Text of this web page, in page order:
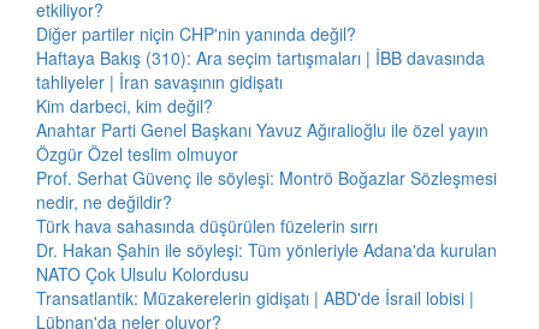
etkiliyor?
Diğer partiler niçin CHP'nin yanında değil?
Haftaya Bakış (310): Ara seçim tartışmaları | İBB davasında
tahliyeler | İran savaşının gidişatı
Kim darbeci, kim değil?
Anahtar Parti Genel Başkanı Yavuz Ağıralioğlu ile özel yayın
Özgür Özel teslim olmuyor
Prof. Serhat Güvenç ile söyleşi: Montrö Boğazlar Sözleşmesi
nedir, ne değildir?
Türk hava sahasında düşürülen füzelerin sırrı
Dr. Hakan Şahin ile söyleşi: Tüm yönleriyle Adana'da kurulan
NATO Çok Ulsulu Kolordusu
Transatlantik: Müzakerelerin gidişatı | ABD'de İsrail lobisi |
Lübnan'da neler oluyor?